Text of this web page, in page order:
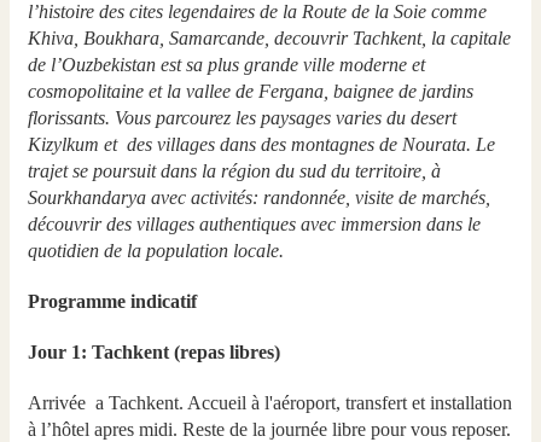
l’histoire des cites legendaires de la Route de la Soie comme
Khiva, Boukhara, Samarcande, decouvrir Tachkent, la capitale
de l’Ouzbekistan est sa plus grande ville moderne et
cosmopolitaine et la vallee de Fergana, baignee de jardins
florissants. Vous parcourez les paysages varies du desert
Kizylkum et des villages dans des montagnes de Nourata. Le
trajet se poursuit dans la région du sud du territoire, à
Sourkhandarya avec activités: randonnée, visite de marchés,
découvrir des villages authentiques avec immersion dans le
quotidien de la population locale.
Programme indicatif
Jour 1: Tachkent (repas libres)
Arrivée a Tachkent. Accueil à l'aéroport, transfert et installation
à l’hôtel apres midi. Reste de la journée libre pour vous reposer.